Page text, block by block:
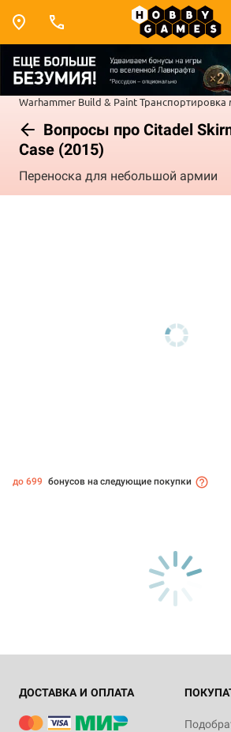
Warhammer Build & Paint
Вопросы про Citadel
Case (2015)
Переноска для небольшой армии
до 699 бонусов на следующие покупки
ДОСТАВКА И ОПЛАТА